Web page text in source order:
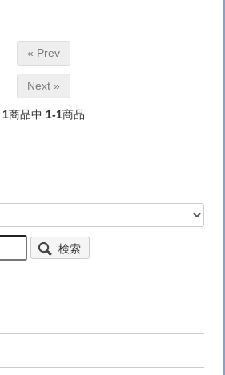
« Prev
Next »
1商品中 1-1商品
検索